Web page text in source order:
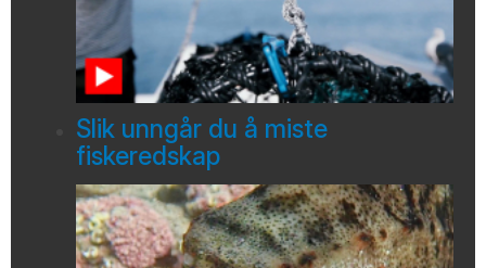
Slik unngår du å miste
fiskeredskap